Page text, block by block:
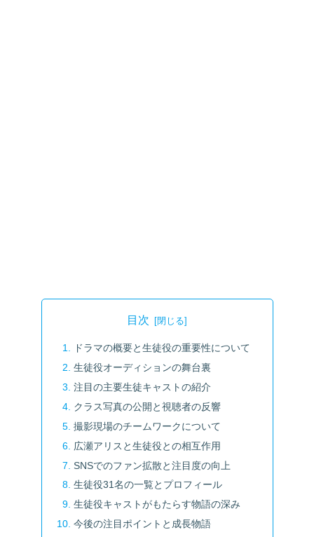
目次
ドラマの概要と生徒役の重要性について
生徒役オーディションの舞台裏
注目の主要生徒キャストの紹介
クラス写真の公開と視聴者の反響
撮影現場のチームワークについて
広瀬アリスと生徒役との相互作用
SNSでのファン拡散と注目度の向上
生徒役31名の一覧とプロフィール
生徒役キャストがもたらす物語の深み
今後の注目ポイントと成長物語